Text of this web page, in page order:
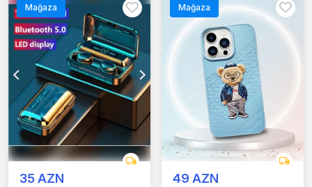
Mağaza
35 AZN
Mağaza
49 AZN